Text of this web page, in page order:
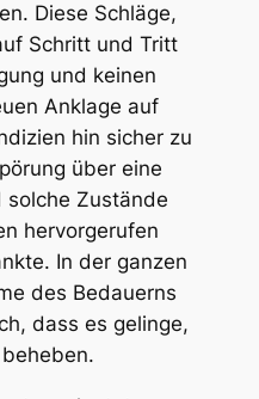
Diese Schläge,
Schritt und Tritt
und keinen
Anklage auf
hin sicher zu
über eine
solche Zustände
hervorgerufen
In der ganzen
des Bedauerns
dass es gelinge,